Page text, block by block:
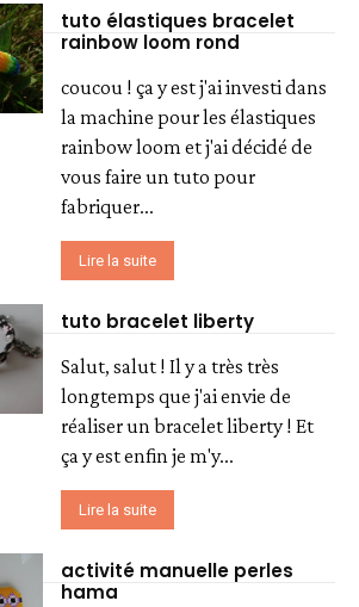
tuto élastiques bracelet
rainbow loom rond
coucou ! ça y est j'ai investi dans
la machine pour les élastiques
rainbow loom et j'ai décidé de
vous faire un tuto pour
fabriquer...
Lire la suite
tuto bracelet liberty
Salut, salut ! Il y a très très
longtemps que j'ai envie de
réaliser un bracelet liberty ! Et
ça y est enfin je m'y...
Lire la suite
activité manuelle perles
hama